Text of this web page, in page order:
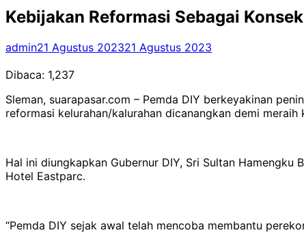
Kebijakan Reformasi Sebagai
admin21 Agustus 202321 Agustus 2023
Dibaca: 1,237
Sleman, suarapasar.com – Pemda DIY berkeyakinan
reformasi kelurahan/kalurahan dicanangkan demi
Hal ini diungkapkan Gubernur DIY, Sri Sultan Hamengku
Hotel Eastparc.
“Pemda DIY sejak awal telah mencoba membantu